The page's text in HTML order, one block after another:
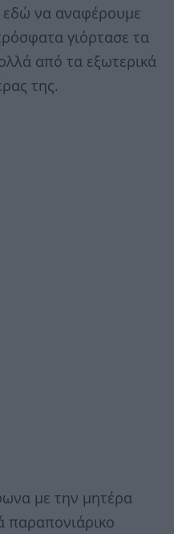
εδώ να αναφέρουμε
γιόρτασε τα
από τα εξωτερικά
της.
με την μητέρα
παραπονιάρικο